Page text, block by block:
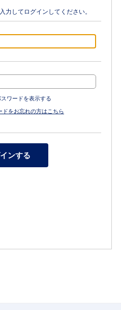
力してログインしてください。
スワードを表示する
ドをお忘れの方はこちら